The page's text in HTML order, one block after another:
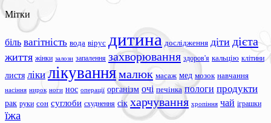
Мітки
біль вагітність вода вірус дитина дослідження діти дієта
життя жінки залози запалення захворювання здоров'я кальцію клітини
листя ліки лікуваннямалюк масаж мед мозок навчання
насіння нирок ноги нос операції організм очі печінка пологи продукти
рак руки сон суглоби схуднення сік харчування хропіння чай іграшки
їжа